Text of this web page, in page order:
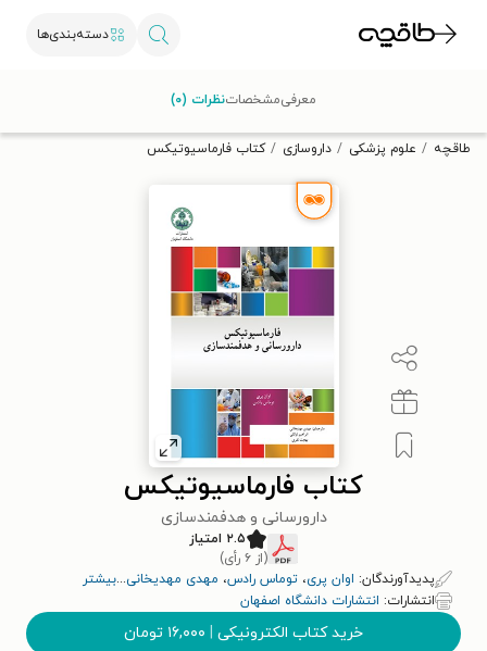
دسته‌بندی‌ها
تخفیف از طاقچه دریافت کن.
طاقچه علوم پزشکی داروسازی کتاب فارماسیوتیکس
کتاب فارماسیوتیکس
دارورسانی و هدفمندسازی
۲.۵ امتیاز
(از ۶ رأی)
پدیدآورندگان: اوان پری، توماس رادس، مهدی مهدیخانی...بیشتر
انتشارات: انتشارات دانشگاه اصفهان
خرید کتاب الکترونیکی | ۱۶,۰۰۰ تومان
معرفیمشخصاتنظرات (۰)